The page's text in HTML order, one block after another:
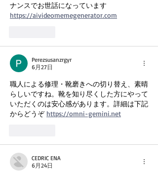
ナンスでお世話になっています
https://aivideomemegenerator.com
Perezsusanzrgyr
6月27日
職人による修理・靴磨きへの切り替え、素晴
らしいですね。靴を知り尽くした方にやって
いただくのは安心感があります。詳細は下記
からどうぞ https://omni-gemini.net
CEDRIC ENA
6月24日